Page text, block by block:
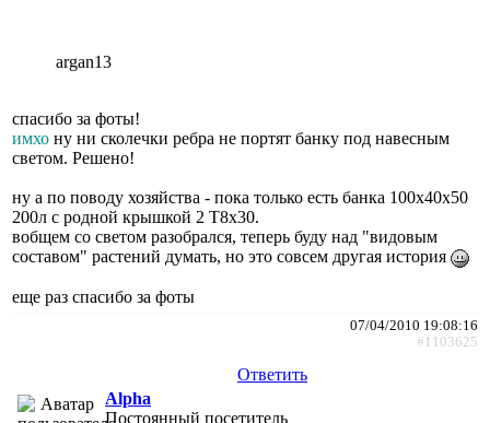
argan13
спасибо за фоты!
имхо ну ни сколечки ребра не портят банку под навесным
светом. Решено!
ну а по поводу хозяйства - пока только есть банка 100х40х50
200л с родной крышкой 2 Т8х30.
вобщем со светом разобрался, теперь буду над "видовым
составом" растений думать, но это совсем другая история
еще раз спасибо за фоты
07/04/2010 19:08:16
#1103625
Ответить
Alpha
Постоянный посетитель